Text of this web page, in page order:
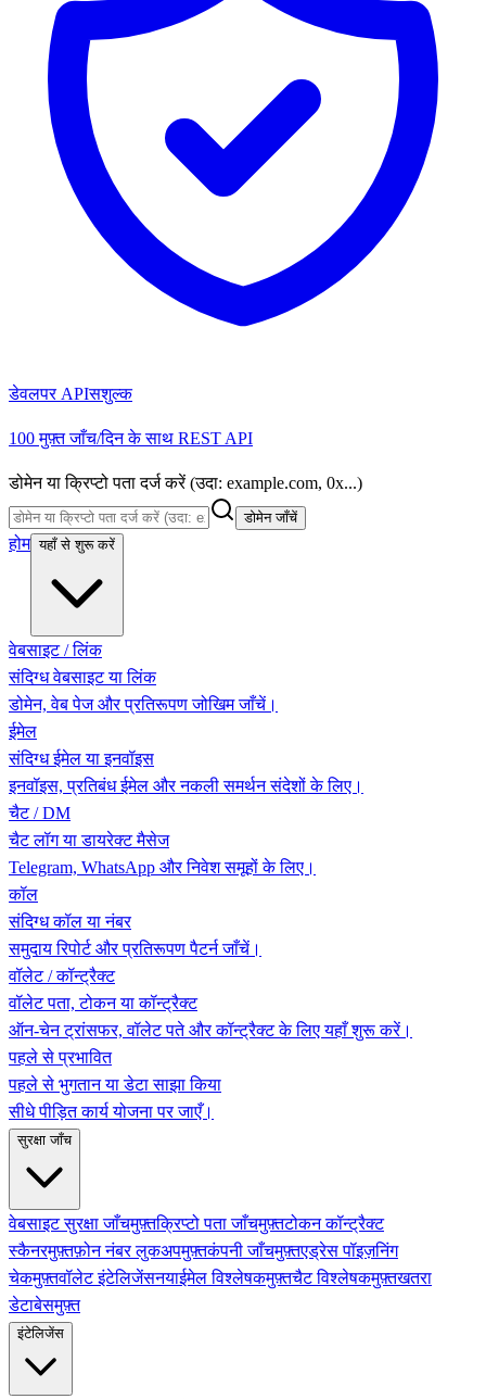
डेवलपर APIसशुल्क
100 मुफ़्त जाँच/दिन के साथ REST API
डोमेन या क्रिप्टो पता दर्ज करें (उदा: example.com, 0x...)
डोमेन जाँचें
होम यहाँ से शुरू करें
वेबसाइट / लिंक
संदिग्ध वेबसाइट या लिंक
डोमेन, वेब पेज और प्रतिरूपण जोखिम जाँचें।
ईमेल
संदिग्ध ईमेल या इनवॉइस
इनवॉइस, प्रतिबंध ईमेल और नकली समर्थन संदेशों के लिए।
चैट / DM
चैट लॉग या डायरेक्ट मैसेज
Telegram, WhatsApp और निवेश समूहों के लिए।
कॉल
संदिग्ध कॉल या नंबर
समुदाय रिपोर्ट और प्रतिरूपण पैटर्न जाँचें।
वॉलेट / कॉन्ट्रैक्ट
वॉलेट पता, टोकन या कॉन्ट्रैक्ट
ऑन-चेन ट्रांसफर, वॉलेट पते और कॉन्ट्रैक्ट के लिए यहाँ शुरू करें।
पहले से प्रभावित
पहले से भुगतान या डेटा साझा किया
सीधे पीड़ित कार्य योजना पर जाएँ।
सुरक्षा जाँच
वेबसाइट सुरक्षा जाँचमुफ़्तक्रिप्टो पता जाँचमुफ़्तटोकन कॉन्ट्रैक्ट
स्कैनरमुफ़्तफ़ोन नंबर लुकअपमुफ़्तकंपनी जाँचमुफ़्तएड्रेस पॉइज़निंग
चेकमुफ़्तवॉलेट इंटेलिजेंसनयाईमेल विश्लेषकमुफ़्तचैट विश्लेषकमुफ़्तखतरा
डेटाबेसमुफ़्त
इंटेलिजेंस